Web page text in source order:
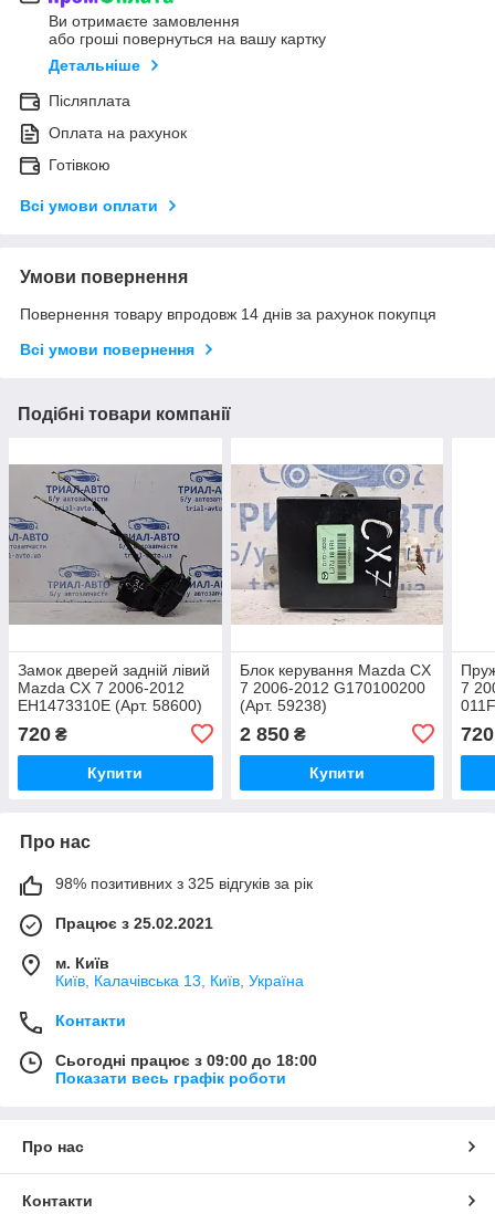
Ви отримаєте замовлення
або гроші повернуться на вашу картку
Детальніше
Післяплата
Оплата на рахунок
Готівкою
Всі умови оплати
Умови повернення
Повернення товару впродовж 14 днів за рахунок покупця
Всі умови повернення
Подібні товари компанії
Замок дверей задній лівий
Mazda CX 7 2006-2012
EH1473310E (Арт. 58600)
720 ₴
Купити
Блок керування Mazda CX
7 2006-2012 G170100200
(Арт. 59238)
2 850₴
Купити
7
720
Про нас
98% позитивних з 325 відгуків за рік
Працює з 25.02.2021
м. Київ
Київ, Калачівська 13, Київ, Україна
Контакти
Сьогодні працює з 09:00 до 18:00
Показати весь графік роботи
Про нас
Контакти